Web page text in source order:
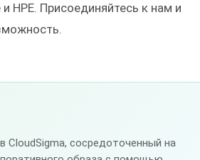
HPE. Присоединяйтесь к нам и
CloudSigma, сосредоточенный на